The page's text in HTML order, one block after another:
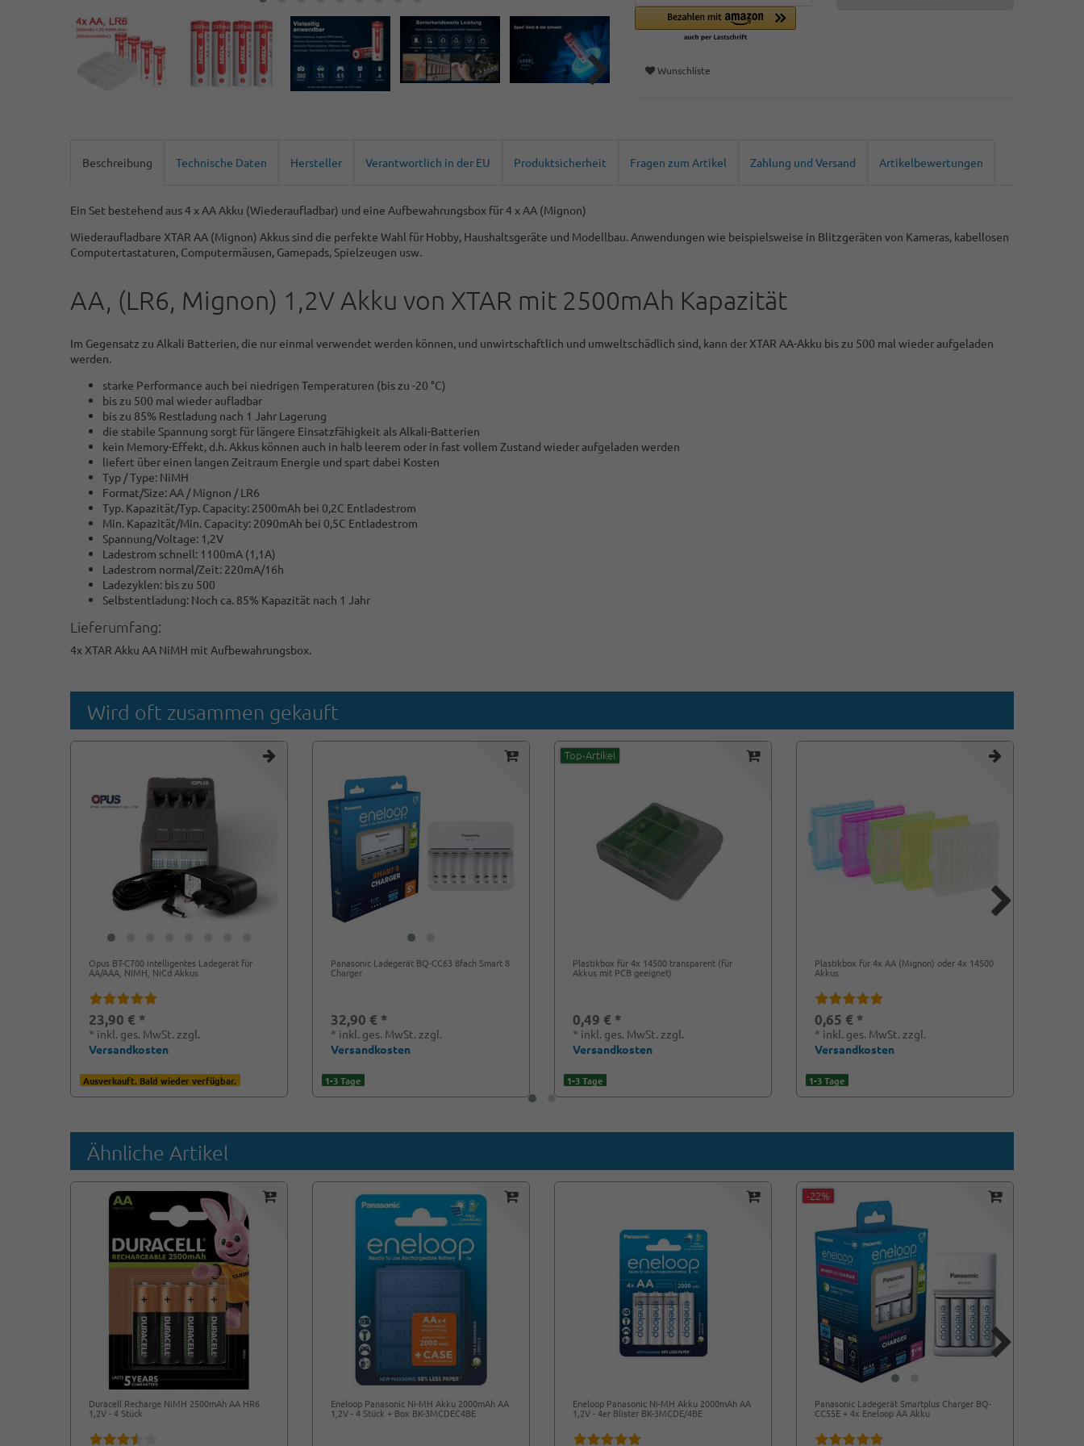
Wunschliste
Beschreibung Technische Daten Hersteller Verantwortlich in der EU Produktsicherheit Fragen zum Artikel Zahlung und Versand Artikelbewertungen
Ein Set bestehend aus 4 x AA Akku (Wiederaufladbar) und eine Aufbewahrungsbox für 4 x AA (Mignon)
Wiederaufladbare XTAR AA (Mignon) Akkus sind die perfekte Wahl für Hobby, Haushaltsgeräte und Modellbau. Anwendungen wie beispielsweise in Blitzgeräten von Kameras, kabellosen
Computertastaturen, Computermäusen, Gamepads, Spielzeugen usw.
AA, (LR6, Mignon) 1,2V Akku von XTAR mit 2500mAh Kapazität
Im Gegensatz zu Alkali Batterien, die nur einmal verwendet werden können, und unwirtschaftlich und umweltschädlich sind, kann der XTAR AA-Akku bis zu 500 mal wieder aufgeladen
werden.
starke Performance auch bei niedrigen Temperaturen (bis zu -20 °C)
bis zu 500 mal wieder aufladbar
bis zu 85% Restladung nach 1 Jahr Lagerung
die stabile Spannung sorgt für längere Einsatzfähigkeit als Alkali-Batterien
kein Memory-Effekt, d.h. Akkus können auch in halb leerem oder in fast vollem Zustand wieder aufgeladen werden
liefert über einen langen Zeitraum Energie und spart dabei Kosten
Typ / Type: NiMH
Format/Size: AA / Mignon / LR6
Typ. Kapazität/Typ. Capacity: 2500mAh bei 0,2C Entladestrom
Min. Kapazität/Min. Capacity: 2090mAh bei 0,5C Entladestrom
Spannung/Voltage: 1,2V
Ladestrom schnell: 1100mA (1,1A)
Ladestrom normal/Zeit: 220mA/16h
Ladezyklen: bis zu 500
Selbstentladung: Noch ca. 85% Kapazität nach 1 Jahr
Lieferumfang:
4x XTAR Akku AA NiMH mit Aufbewahrungsbox.
Wird oft zusammen gekauft
Opus BT-C700 intelligentes Ladegerät für
AA/AAA, NIMH, NiCd Akkus
23,90 € *
* inkl. ges. MwSt. zzgl.
Versandkosten
Ausverkauft. Bald wieder verfügbar.
Panasonic Ladegerät BQ-CC63 8fach Smart 8
Charger
32,90 € *
* inkl. ges. MwSt. zzgl.
Versandkosten
1-3 Tage
Top-Artikel
Plastikbox für 4x 14500 transparent (für
Akkus mit PCB geeignet)
0,49 € *
* inkl. ges. MwSt. zzgl.
Versandkosten
1-3 Tage
Plastikbox für 4x AA (Mignon) oder 4x 14500
Akkus
0,65 € *
* inkl. ges. MwSt. zzgl.
Versandkosten
1-3 Tage
Ähnliche Artikel
Duracell Recharge NiMH 2500mAh AA HR6
1,2V - 4 Stück
Eneloop Panasonic Ni-MH Akku 2000mAh AA
1,2V - 4 Stück + Box BK-3MCDEC4BE
Eneloop Panasonic Ni-MH Akku 2000mAh AA
1,2V - 4er Blister BK-3MCDE/4BE
-22%
Panasonic Ladegerät Smartplus Charger BQ-
CC55E + 4x Eneloop AA Akku